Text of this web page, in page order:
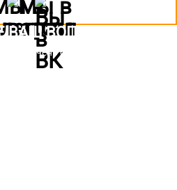
ВАШ ВОПРОС
Мы очень быстро свяжемся с вами